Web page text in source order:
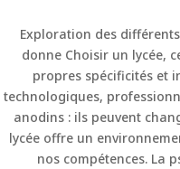
Exploration des
donne Choisir un lycée,
propres spécificités et
technologiques,
anodins : ils peuvent
lycée offre un
nos compétences. La